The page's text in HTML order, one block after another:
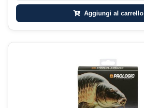
Aggiungi al carrello